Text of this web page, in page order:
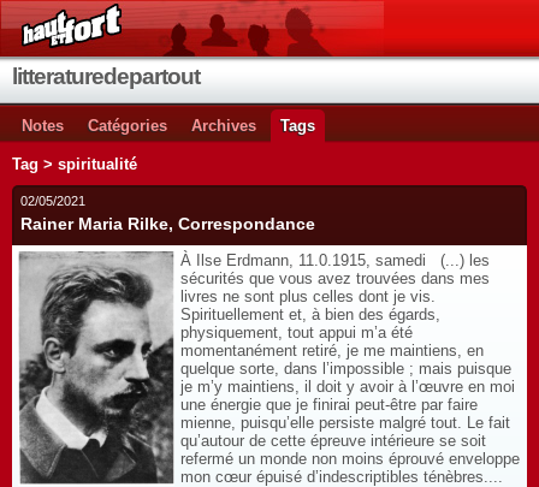
litteraturedepartout
Notes Catégories Archives Tags
Tag > spiritualité
02/05/2021
Rainer Maria Rilke, Correspondance
À Ilse Erdmann, 11.0.1915, samedi (...) les
sécurités que vous avez trouvées dans mes
livres ne sont plus celles dont je vis.
Spirituellement et, à bien des égards,
physiquement, tout appui m’a été
momentanément retiré, je me maintiens, en
quelque sorte, dans l’impossible ; mais puisque
je m’y maintiens, il doit y avoir à l’œuvre en moi
une énergie que je finirai peut-être par faire
mienne, puisqu’elle persiste malgré tout. Le fait
qu’autour de cette épreuve intérieure se soit
refermé un monde non moins éprouvé enveloppe
mon cœur épuisé d’indescriptibles ténèbres....